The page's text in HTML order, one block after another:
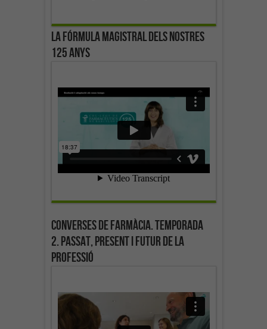
La fórmula magistral dels nostres
125 anys
Converses de farmàcia. Temporada
2. Passat, present i futur de la
professió